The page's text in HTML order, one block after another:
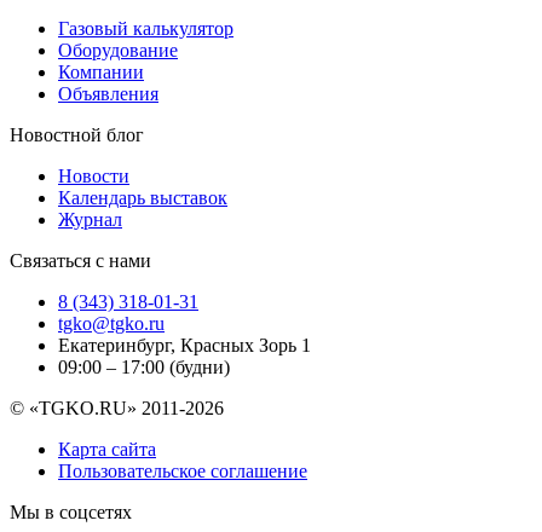
Газовый калькулятор
Оборудование
Компании
Объявления
Новостной блог
Новости
Календарь выставок
Журнал
Связаться с нами
8 (343) 318-01-31
tgko@tgko.ru
Екатеринбург, Красных Зорь 1
09:00 – 17:00 (будни)
© «TGKO.RU» 2011-2026
Карта сайта
Пользовательское соглашение
Мы в соцсетях